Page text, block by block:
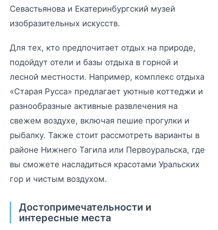
Севастьянова и Екатеринбургский музей
изобразительных искусств.
Для тех, кто предпочитает отдых на природе,
подойдут отели и базы отдыха в горной и
лесной местности. Например, комплекс отдыха
«Старая Русса» предлагает уютные коттеджи и
разнообразные активные развлечения на
свежем воздухе, включая пешие прогулки и
рыбалку. Также стоит рассмотреть варианты в
районе Нижнего Тагила или Первоуральска, где
вы сможете насладиться красотами Уральских
гор и чистым воздухом.
Достопримечательности и
интересные места